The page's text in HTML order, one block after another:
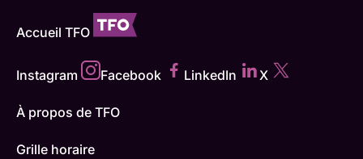
Accueil TFO
Instagram Facebook LinkedIn X
À propos de TFO
Grille horaire